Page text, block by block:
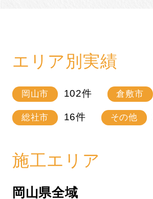
エリア別実績
岡山市 102件 倉敷市
総社市 16件 その他
施工エリア
岡山県全域